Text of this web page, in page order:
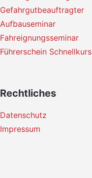
Gefahrgutbeauftragter
Aufbauseminar
Fahreignungsseminar
Führerschein Schnellkurs
Rechtliches
Datenschutz
Impressum